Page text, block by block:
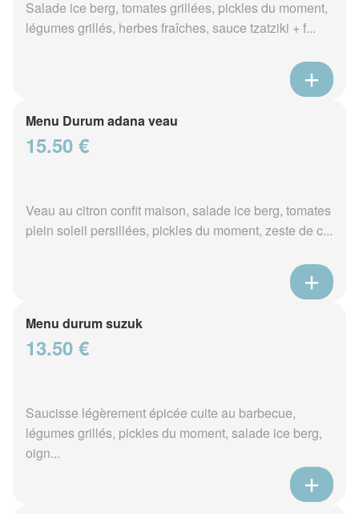
Salade ice berg, tomates grillées, pickles du moment,
légumes grillés, herbes fraîches, sauce tzatziki + f...
Menu Durum adana veau
15.50 €
Veau au citron confit maison, salade ice berg, tomates
plein soleil persillées, pickles du moment, zeste de c...
Menu durum suzuk
13.50 €
Saucisse légèrement épicée cuite au barbecue,
légumes grillés, pickles du moment, salade ice berg,
oign...